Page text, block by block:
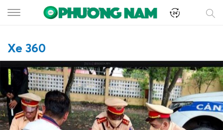
Xe 360